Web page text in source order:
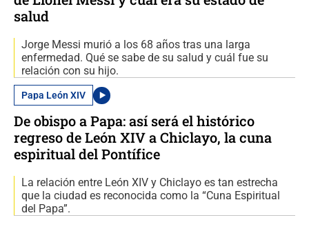
salud
Jorge Messi murió a los 68 años tras una larga
enfermedad. Qué se sabe de su salud y cuál fue su
relación con su hijo.
Papa León XIV
De obispo a Papa: así será el histórico
regreso de León XIV a Chiclayo, la cuna
espiritual del Pontífice
La relación entre León XIV y Chiclayo es tan estrecha
que la ciudad es reconocida como la “Cuna Espiritual
del Papa”.